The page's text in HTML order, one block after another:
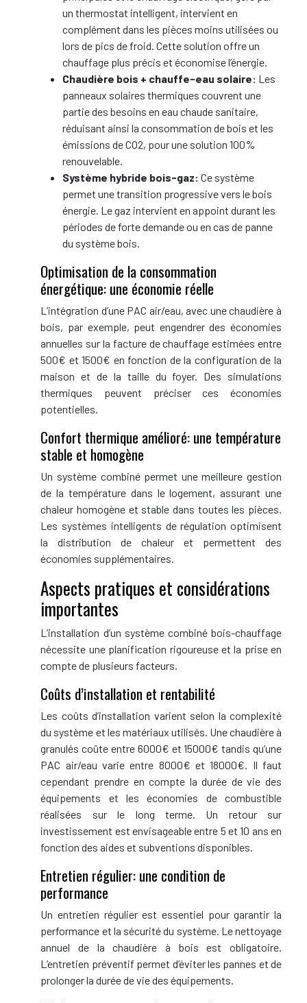
un thermostat intelligent, intervient en
complément dans les pièces moins utilisées ou
lors de pics de froid. Cette solution offre un
chauffage plus précis et économise l’énergie.
Chaudière bois + chauffe-eau solaire: Les
panneaux solaires thermiques couvrent une
partie des besoins en eau chaude sanitaire,
réduisant ainsi la consommation de bois et les
émissions de CO2, pour une solution 100%
renouvelable.
Système hybride bois-gaz:Ce système
permet une transition progressive vers le bois
énergie. Le gaz intervient en appoint durant les
périodes de forte demande ou en cas de panne
du système bois.
Optimisation de la consommation
énergétique: une économie réelle
L’intégration d’une PAC air/eau, avec une chaudière à
bois, par exemple, peut engendrer des économies
annuelles sur la facture de chauffage estimées entre
500€ et 1500€ en fonction de la configuration de la
maison et de la taille du foyer. Des simulations
thermiques peuvent préciser ces économies
potentielles.
Confort thermique amélioré: une température
stable et homogène
Un système combiné permet une meilleure gestion
de la température dans le logement, assurant une
chaleur homogène et stable dans toutes les pièces.
Les systèmes intelligents de régulation optimisent
la distribution de chaleur et permettent des
économies supplémentaires.
Aspects pratiques et considérations
importantes
L’installation d’un système combiné bois-chauffage
nécessite une planification rigoureuse et la prise en
compte de plusieurs facteurs.
Coûts d’installation et rentabilité
Les coûts d’installation varient selon la complexité
du système et les matériaux utilisés. Une chaudière à
granulés coûte entre 6000€ et 15000€ tandis qu’une
PAC air/eau varie entre 8000€ et 18000€. Il faut
cependant prendre en compte la durée de vie des
équipements et les économies de combustible
réalisées sur le long terme. Un retour sur
investissement est envisageable entre 5 et 10 ans en
fonction des aides et subventions disponibles.
Entretien régulier: une condition de
performance
Un entretien régulier est essentiel pour garantir la
performance et la sécurité du système. Le nettoyage
annuel de la chaudière à bois est obligatoire.
L’entretien préventif permet d’éviter les pannes et de
prolonger la durée de vie des équipements.